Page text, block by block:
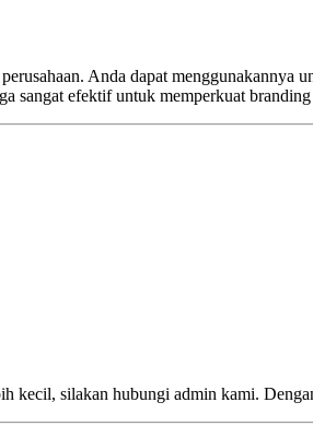
Anda dapat
sangat efektif untuk memperkuat
kecil, silakan hubungi admin kami.